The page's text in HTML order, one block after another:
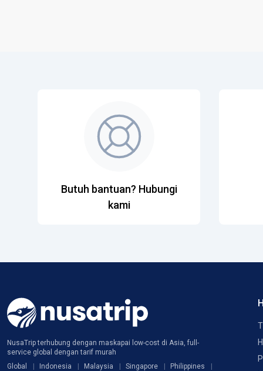
Butuh bantuan? Hubungi
kami
NusaTrip terhubung dengan maskapai low-cost di Asia, full-
service global dengan tarif murah
Global
Indonesia Malaysia Singapore
Philippines